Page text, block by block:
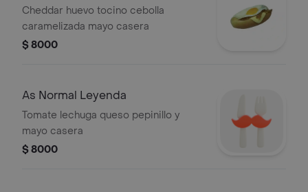
Cheddar huevo tocino cebolla
caramelizada mayo casera
$ 8000
As Normal Leyenda
Tomate lechuga queso pepinillo y
mayo casera
$ 8000